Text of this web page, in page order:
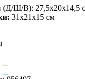
(Д/Ш/В): 27,5х20х14,5
31х21х15 см